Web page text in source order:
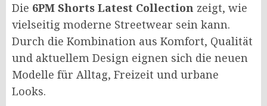
Die 6PM Shorts Latest Collection zeigt, wie
vielseitig moderne Streetwear sein kann.
Durch die Kombination aus Komfort, Qualität
und aktuellem Design eignen sich die neuen
Modelle für Alltag, Freizeit und urbane
Looks.